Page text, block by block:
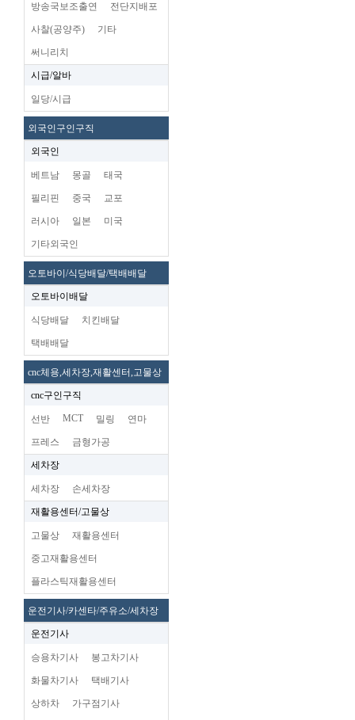
방송국보조출연 전단지배포
사찰(공양주) 기타
써니리치
시급/알바
일당/시급
외국인구인구직
외국인
베트남 몽골 태국
필리핀 중국 교포
러시아 일본 미국
기타외국인
오토바이/식당배달/택배배달
오토바이배달
식당배달 치킨배달
택배배달
cnc체용,세차장,재활센터,고물상
cnc구인구직
선반 MCT 밀링 연마
프레스 금형가공
세차장
세차장 손세차장
재활용센터/고물상
고물상 재활용센터
중고재활용센터
플라스틱재활용센터
운전기사/카센타/주유소/세차장
운전기사
승용차기사 봉고차기사
화물차기사 택배기사
상하차 가구점기사